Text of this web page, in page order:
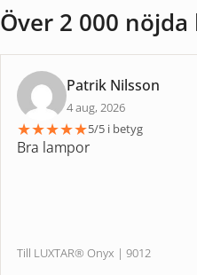
Över 2 000
Patrik Nilsson
4 aug, 2026
★★★★★5/5 i betyg
Bra lampor
Till LUXTAR® Onyx | 9012